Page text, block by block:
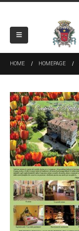
HOME HOMEPAGE